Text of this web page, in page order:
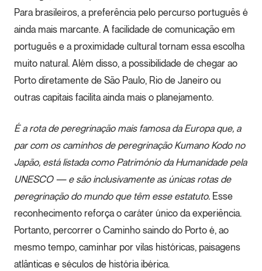
Para brasileiros, a preferência pelo percurso português é
ainda mais marcante. A facilidade de comunicação em
português e a proximidade cultural tornam essa escolha
muito natural. Além disso, a possibilidade de chegar ao
Porto diretamente de São Paulo, Rio de Janeiro ou
outras capitais facilita ainda mais o planejamento.
É a rota de peregrinação mais famosa da Europa que, a
par com os caminhos de peregrinação Kumano Kodo no
Japão, está listada como Património da Humanidade pela
UNESCO — e são inclusivamente as únicas rotas de
peregrinação do mundo que têm esse estatuto. Esse
reconhecimento reforça o caráter único da experiência.
Portanto, percorrer o Caminho saindo do Porto é, ao
mesmo tempo, caminhar por vilas históricas, paisagens
atlânticas e séculos de história ibérica.